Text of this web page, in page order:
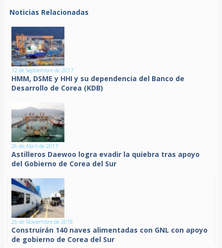
Noticias Relacionadas
12 de Septiembre de 2017
HMM, DSME y HHI y su dependencia del Banco de
Desarrollo de Corea (KDB)
26 de Abril de 2017
Astilleros Daewoo logra evadir la quiebra tras apoyo
del Gobierno de Corea del Sur
26 de Noviembre de 2018
Construirán 140 naves alimentadas con GNL con apoyo
de gobierno de Corea del Sur